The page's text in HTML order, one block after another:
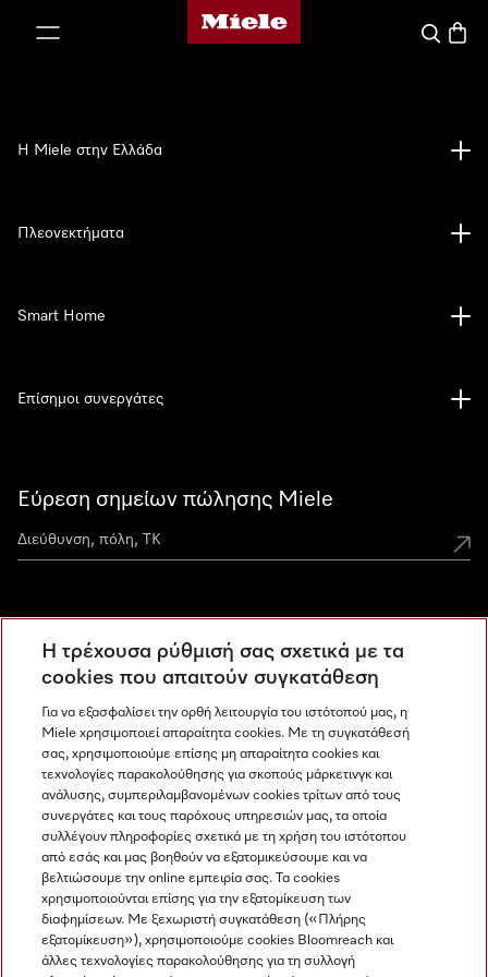
Αρχική σελίδα της Miele
Εύρεση σημείων πώλησης Miele
Ανακαλύψτε τα Miele Experience Center
Newsletter
Η Miele στην Ελλάδα
Πλεονεκτήματα
Smart Home
Επίσημοι συνεργάτες
Miele στο Instagram
Miele στο Facebook
Miele στο Youtube
Η τρέχουσα ρύθμισή σας σχετικά με τα
cookies που απαιτούν συγκατάθεση
Για να εξασφαλίσει την ορθή λειτουργία του ιστότοπού μας, η
Miele χρησιμοποιεί απαραίτητα cookies. Με τη συγκατάθεσή
σας, χρησιμοποιούμε επίσης μη απαραίτητα cookies και
τεχνολογίες παρακολούθησης για σκοπούς μάρκετινγκ και
ανάλυσης, συμπεριλαμβανομένων cookies τρίτων από τους
συνεργάτες και τους παρόχους υπηρεσιών μας, τα οποία
συλλέγουν πληροφορίες σχετικά με τη χρήση του ιστότοπου
από εσάς και μας βοηθούν να εξατομικεύσουμε και να
βελτιώσουμε την online εμπειρία σας. Τα cookies
χρησιμοποιούνται επίσης για την εξατομίκευση των
διαφημίσεων. Με ξεχωριστή συγκατάθεση («Πλήρης
εξατομίκευση»), χρησιμοποιούμε cookies Bloomreach και
άλλες τεχνολογίες παρακολούθησης για τη συλλογή